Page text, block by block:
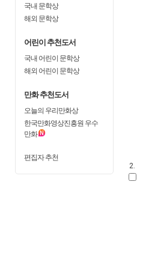
국내 문학상
해외 문학상
어린이 추천도서
국내 어린이 문학상
해외 어린이 문학상
만화 추천도서
오늘의 우리만화상
한국만화영상진흥원 우수
만화
편집자 추천
2.